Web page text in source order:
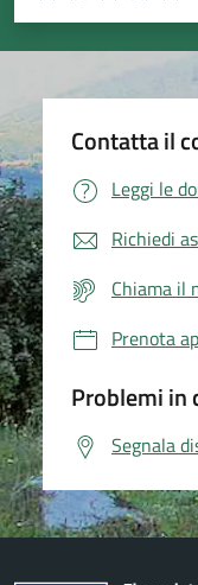
Valuta 4
Valuta 3
Valuta 2 stelle
Valuta 1 stelle su 5
Contatta il
Leggi le
Richiedi
Chiama il
Prenota
Problemi in
Segnala